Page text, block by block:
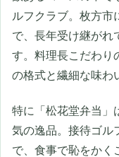
ルフクラブ。枚方市
で、長年受け継がれ
す。料理長こだわり
の格式と繊細な味わ
特に「松花堂弁当」
気の逸品。接待ゴル
で、食事で恥をかく